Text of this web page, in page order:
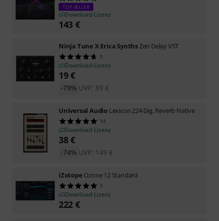
TOP-SELLER
Download-Lizenz
143 €
Ninja Tune X Erica SynthsZen Delay VST
9
Download-Lizenz
19€
UVP: 89 €
-79%
Universal Audio Lexicon 224 Dig. Reverb Native
14
Download-Lizenz
38€
UVP: 149 €
-74%
iZotope Ozone 12 Standard
3
Download-Lizenz
222 €